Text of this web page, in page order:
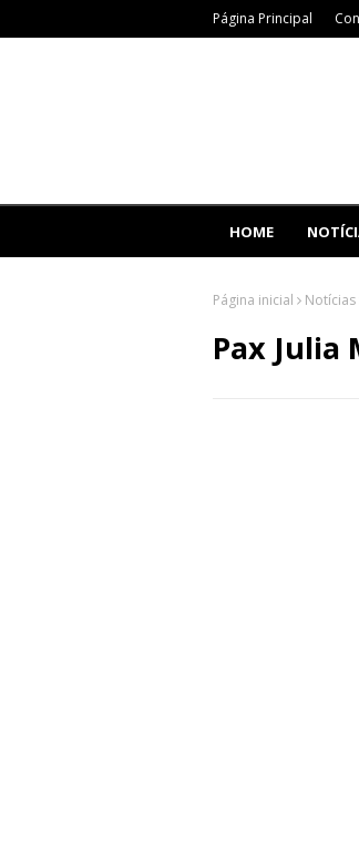
Página Principal
HOME
Página inicial Notícias
Pax Julia